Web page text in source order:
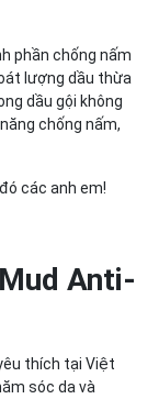
phần chống nấm
lượng dầu thừa
dầu gội không
chống nấm,
các anh em!
Anti-
thích tại Việt
sóc da và